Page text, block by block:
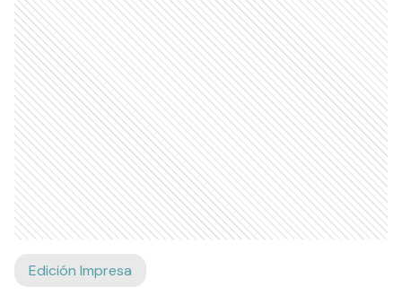
Edición Impresa